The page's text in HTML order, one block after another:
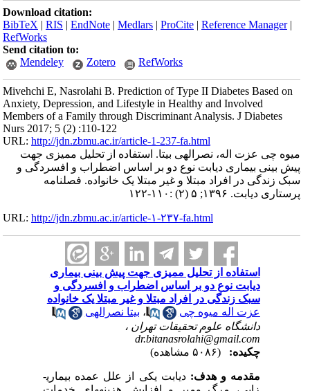
Download citation:
BibTeX |RIS |EndNote |Medlars |ProCite |Reference Manager
RefWorks
Send citation to:
Mendeley
Zotero RefWorks
Mivehchi E, Nasrolahi B. Prediction of Type II Diabetes Based on
Anxiety, Depression, and Lifestyle in Healthy and Involved
Members of a Family through Discriminant Analysis. J Diabetes
Nurs 2017; 5 (2) :110-122
URL:http://jdn.zbmu.ac.ir/article-1-237-fa.html
میوه چی عزت اله، نصرالهی بیتا. استفاده از تحلیل ممیزی جهت
پیش بینی بیماری دیابت نوع دو بر اساس اضطراب و افسردگی و
سبک زندگی در افراد مبتلا و غیر مبتلا یک خانواده. فصلنامه
پرستاری دیابت. ۱۳۹۶; ۵ (۲) :۱۱۰-۱۲۲
URL:http://jdn.zbmu.ac.ir/article-۱-۲۳۷-fa.html
استفاده از تحلیل ممیزی جهت پیش بینی بیماری
دیابت نوع دو بر اساس اضطراب و افسردگی و
سبک زندگی در افراد مبتلا و غیر مبتلا یک خانواده
عزت اله میوه چی
،بیتا نصرالهی
دانشگاه علوم تحقیقات تهران ،
dr.bitanasrolahi@gmail.com
چکیده:
مقدمه و هدف:دیابت یکی از علل عمده بیماری­